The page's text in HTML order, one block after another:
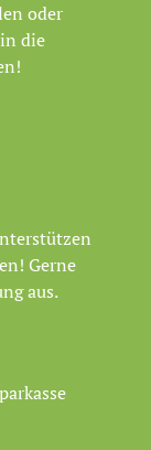
oder
die
Gerne
aus.